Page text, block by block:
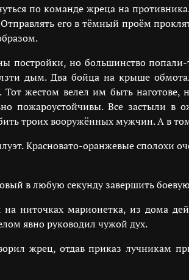
по команде жреца на
его в тёмный проём
постройки, но большинство
дым. Два бойца на крыше
жестом велел им быть наготове,
пожароустойчивы. Все застыли в
троих вооружённых мужчин. А в
Красновато-оранжевые сполохи
в любую секунду завершить
на ниточках марионетка, из дома
явно руководил чужой дух.
жрец, отдав приказ лучникам